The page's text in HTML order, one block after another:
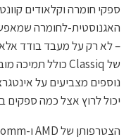
ספקי חומרה וקלאודים
האגנוסטית-לחומרה
– לא רק על מעבד בודד
נוספים מצביעים על
יכול לרוץ אצל כמה ספקים